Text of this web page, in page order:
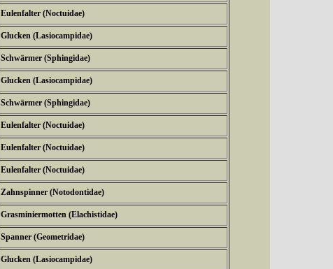
Eulenfalter (Noctuidae)
Glucken (Lasiocampidae)
Schwärmer (Sphingidae)
Glucken (Lasiocampidae)
Schwärmer (Sphingidae)
Eulenfalter (Noctuidae)
Eulenfalter (Noctuidae)
Eulenfalter (Noctuidae)
Zahnspinner (Notodontidae)
Grasminiermotten (Elachistidae)
Spanner (Geometridae)
Glucken (Lasiocampidae)